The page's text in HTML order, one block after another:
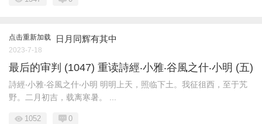
点击重新加载 日月同辉有其中
2023-7-18
最后的审判 (1047) 重读詩經‧小雅‧谷風之什‧小明 (五)
詩經‧小雅‧谷風之什‧小明 明明上天，照临下土。我征徂西，至于艽
野。二月初吉，载离寒暑。 ...
1052 0